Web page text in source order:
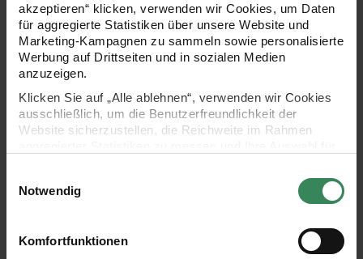
akzeptieren“ klicken, verwenden wir Cookies, um Daten
für aggregierte Statistiken über unsere Website und
Marketing-Kampagnen zu sammeln sowie personalisierte
Werbung auf Drittseiten und in sozialen Medien
anzuzeigen.
Klicken Sie auf „Alle ablehnen“, verwenden wir Cookies
ausschließlich, um die Benutzerfreundlichkeit der
Website sicherzustellen, die Reichweite im Rahmen
Ihre Einwilligung ist freiwillig und kann jederzeit über den
Link „Cookie-Einstellungen“ im Fußbereich der Seite
verwendeten Technologien und den Empfängern der
Daten finden Sie in unserer Datenschutzerklärung.
Notwendig
Komfortfunktionen
Handschrift einen besonderen Glanz und bieten vielfältige
Möglichkeiten zur Personalisierung. Die schnelltrocknende
Tinte minimiert Verwischen und sorgt für ein sauberes
Schriftbild – ideal auch für Linkshänder. Alle Farben sind in
verschiedenen Setgrößen erhältlich, auch in der
kompaktesten Variante.
- gleichmäßiger Tintenfluss